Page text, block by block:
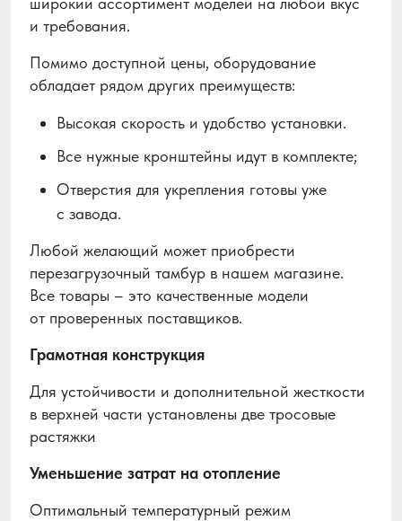
и требования.
Помимо доступной цены, оборудование
обладает рядом других преимуществ:
Высокая скорость и удобство установки.
Все нужные кронштейны идут в комплекте;
Отверстия для укрепления готовы уже
с завода.
Любой желающий может приобрести
перезагрузочный тамбур в нашем магазине.
Все товары – это качественные модели
от проверенных поставщиков.
Грамотная конструкция
Для устойчивости и дополнительной жесткости
в верхней части установлены две тросовые
растяжки
Уменьшение затрат на отопление
Оптимальный температурный режим